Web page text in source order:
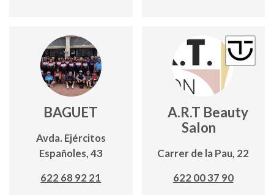
BAGUET
Avda. Ejércitos
Españoles, 43
622 68 92 21
A.R.T Beauty
Salon
Carrer de la Pau, 22
622 00 37 90